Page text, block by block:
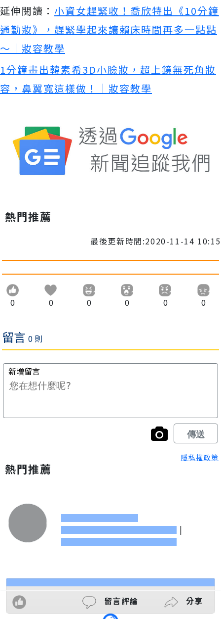
延伸閱讀： 小資女趕緊收！喬欣特出《10分鐘
通勤妝》，趕緊學起來讓賴床時間再多一點點
～｜妝容教學
1分鐘畫出韓素希3D小臉妝，超上鏡無死角妝
容，鼻翼寬這樣做！｜妝容教學
熱門推薦
最後更新時間:2020-11-14 10:15
0 0 0 0 0 0
隱私權政策
熱門推薦
|
留言評論 分享